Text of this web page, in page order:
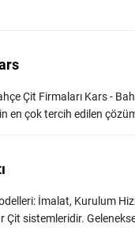
Çit Firmaları Kars -
en çok tercih edilen
İmalat, Kurulum
Çit sistemleridir.